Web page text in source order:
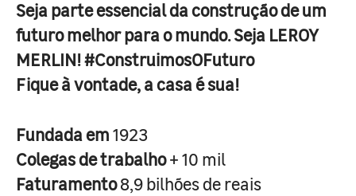
Seja parte essencial da construção de um
futuro melhor para o mundo. Seja LEROY
MERLIN! #ConstruimosOFuturo
Fique à vontade, a casa é sua!
Fundada em1923
Colegas de trabalho+ 10 mil
Faturamento8,9 bilhões de reais